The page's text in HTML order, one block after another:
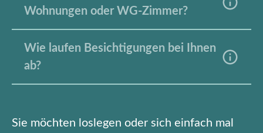
Wohnungen oder WG-Zimmer?
Wie laufen Besichtigungen bei Ihnen
ab?
Sie möchten loslegen oder sich einfach mal